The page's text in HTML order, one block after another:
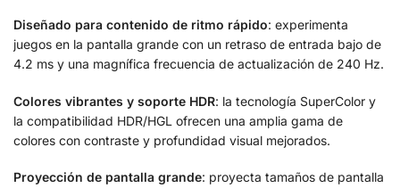
Diseñado para contenido de ritmo rápido: experimenta
juegos en la pantalla grande con un retraso de entrada bajo de
4.2 ms y una magnífica frecuencia de actualización de 240 Hz.
Colores vibrantes y soporte HDR: la tecnología SuperColor y
la compatibilidad HDR/HGL ofrecen una amplia gama de
colores con contraste y profundidad visual mejorados.
Proyección de pantalla grande: proyecta tamaños de pantalla